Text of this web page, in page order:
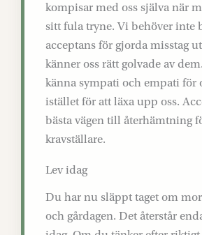
kompisar med oss själva när
sitt fula tryne. Vi behöver inte
acceptans för gjorda misstag
känner oss rätt golvade av
känna sympati och empati för
istället för att läxa upp oss.
bästa vägen till återhämtning
kravställare.
Lev idag
Du har nu släppt taget om
och gårdagen. Det återstår